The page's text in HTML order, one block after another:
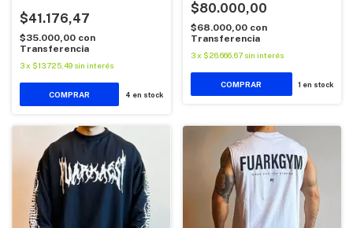
$41.176,47
$35.000,00 con
Transferencia
3x $13.725,49 sin interés
COMPRAR 4 en stock
$80.000,00
$68.000,00 con
Transferencia
3 x $26.666,67 sin interés
COMPRAR 1 en stock